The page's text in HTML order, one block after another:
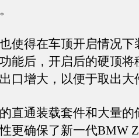
得在车顶开启情况下
能后，开启后的硬顶将
口增大，以便于取出大
通装载套件和大量的
更确保了新一代BMW